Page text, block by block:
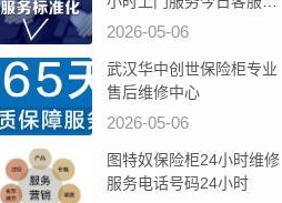
线
2026-05-06
武汉华中创世保险柜专业
售后维修中心
2026-05-06
图特奴保险柜24小时维修
服务电话号码24小时